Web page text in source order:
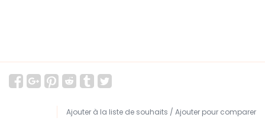
Ajouter à la liste de souhaits / Ajouter pour comparer